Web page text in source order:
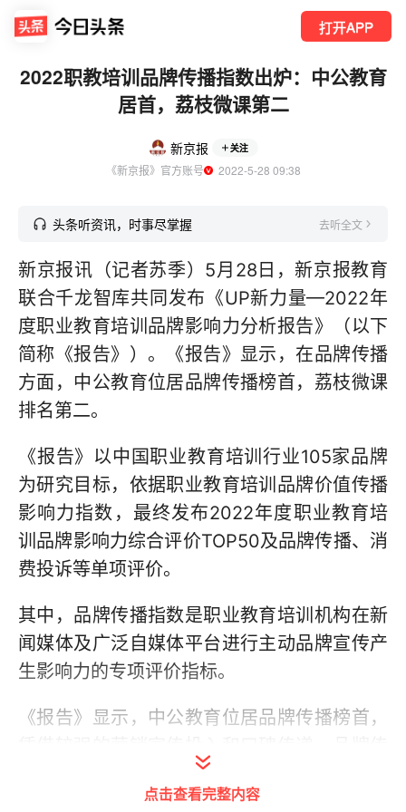
打开APP
2022职教培训品牌传播指数出炉：中公教育
居首，荔枝微课第二
新京报 关注
《新京报》官方账号
  2022-5-28 09:38
头条听资讯，时事尽掌握 去听全文
新京报讯（记者苏季）5月28日，新京报教育
联合千龙智库共同发布《UP新力量—2022年
度职业教育培训品牌影响力分析报告》（以下
简称《报告》）。《报告》显示，在品牌传播
方面，中公教育位居品牌传播榜首，荔枝微课
排名第二。
《报告》以中国职业教育培训行业105家品牌
为研究目标，依据职业教育培训品牌价值传播
影响力指数，最终发布2022年度职业教育培
训品牌影响力综合评价TOP50及品牌传播、消
费投诉等单项评价。
其中，品牌传播指数是职业教育培训机构在新
闻媒体及广泛自媒体平台进行主动品牌宣传产
生影响力的专项评价指标。
《报告》显示，中公教育位居品牌传播榜首，
播影响力遥遥领先。同样作为老牌职业教育培
训代表的华图教育和尚德机构，在深耕主营业
点击查看完整内容